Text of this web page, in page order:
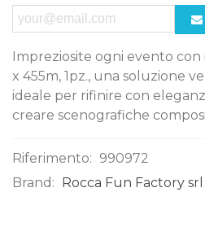
Impreziosite ogni evento con
x 455m, 1pz., una soluzione
ideale per rifinire con
creare scenografiche
Riferimento: 990972
Brand: Rocca Fun Factory srl